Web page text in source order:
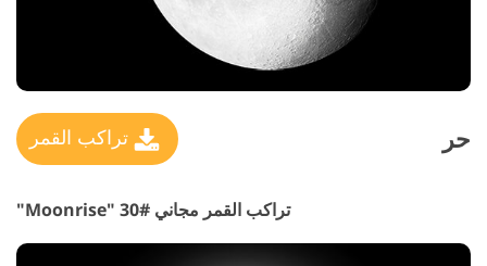
حر تراكب القمر
تراكب القمر مجاني #30 "Moonrise"